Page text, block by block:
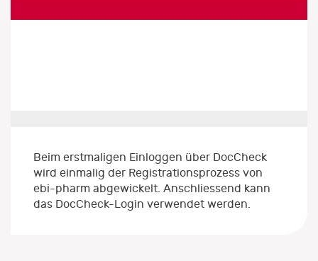
Beim erstmaligen Einloggen über DocCheck
wird einmalig der Registrationsprozess von
ebi-pharm abgewickelt. Anschliessend kann
das DocCheck-Login verwendet werden.